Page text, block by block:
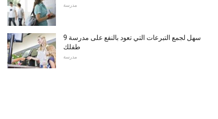
مدرسة
9 سهل لجمع التبرعات التي تعود بالنفع على مدرسة
طفلك
مدرسة